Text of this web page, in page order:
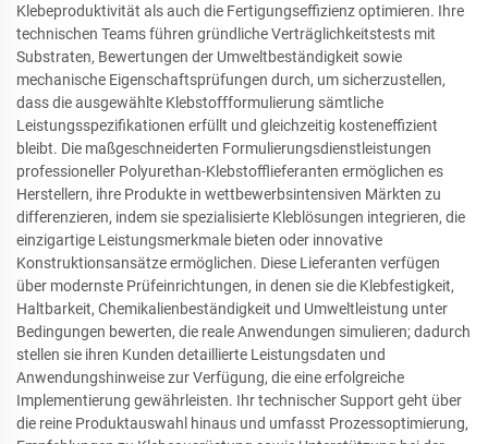
Klebeproduktivität als auch die Fertigungseffizienz optimieren. Ihre
technischen Teams führen gründliche Verträglichkeitstests mit
Substraten, Bewertungen der Umweltbeständigkeit sowie
mechanische Eigenschaftsprüfungen durch, um sicherzustellen,
dass die ausgewählte Klebstoffformulierung sämtliche
Leistungsspezifikationen erfüllt und gleichzeitig kosteneffizient
bleibt. Die maßgeschneiderten Formulierungsdienstleistungen
professioneller Polyurethan-Klebstofflieferanten ermöglichen es
Herstellern, ihre Produkte in wettbewerbsintensiven Märkten zu
differenzieren, indem sie spezialisierte Kleblösungen integrieren, die
einzigartige Leistungsmerkmale bieten oder innovative
Konstruktionsansätze ermöglichen. Diese Lieferanten verfügen
über modernste Prüfeinrichtungen, in denen sie die Klebfestigkeit,
Haltbarkeit, Chemikalienbeständigkeit und Umweltleistung unter
Bedingungen bewerten, die reale Anwendungen simulieren; dadurch
stellen sie ihren Kunden detaillierte Leistungsdaten und
Anwendungshinweise zur Verfügung, die eine erfolgreiche
Implementierung gewährleisten. Ihr technischer Support geht über
die reine Produktauswahl hinaus und umfasst Prozessoptimierung,